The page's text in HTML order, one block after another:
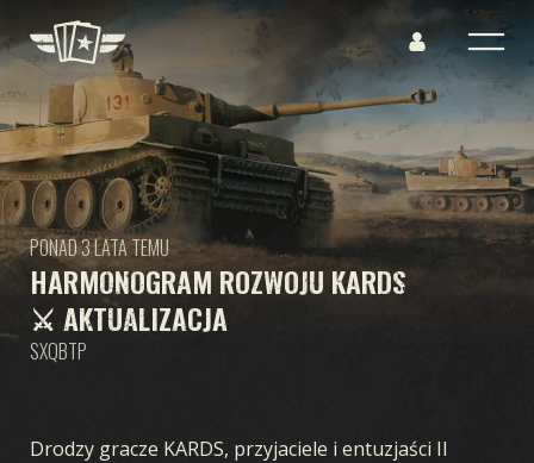
HARMONOGRAM ROZWOJU KARDS
⚔ AKTUALIZACJA
PONAD 3 LATA TEMU
SXQBTP
Drodzy gracze KARDS, przyjaciele i entuzjaści II